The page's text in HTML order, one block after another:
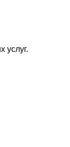
услуг.